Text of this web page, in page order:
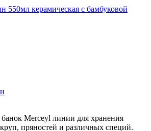
550мл керамическая с бамбуковой
Merceyl линии для хранения
пряностей и различных специй.